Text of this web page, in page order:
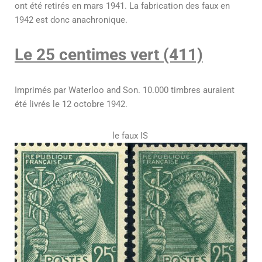
ont été retirés en mars 1941. La fabrication des faux en
1942 est donc anachronique.
Le 25 centimes vert (411)
Imprimés par Waterloo and Son. 10.000 timbres auraient
été livrés le 12 octobre 1942.
le faux IS